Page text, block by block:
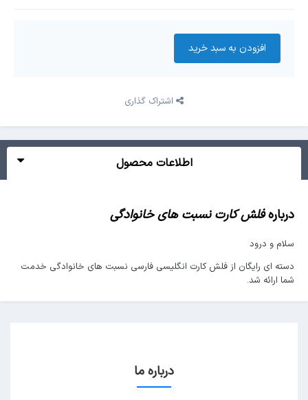
افزودن به سبد‌ خرید
اشتراک گذاری
اطلاعات محصول
دربارهفلش کارت نسبت های خانوادگی
سلام و درود
دسته ای رایگان از فلش کارت انگلیسی فارسی نسبت های خانوادگی خدمت
شما ارائه شد.
درباره ما